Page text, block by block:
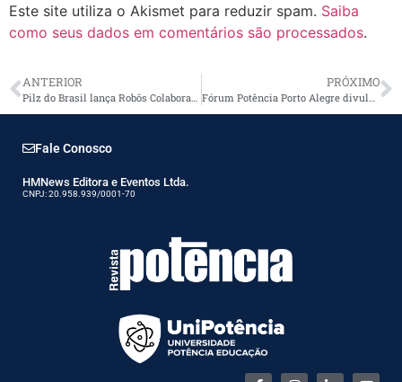
Este site utiliza o Akismet para reduzir spam. Saiba
como seus dados em comentários são processados.
ANTERIOR
Pilz do Brasil lança Robôs Colaborativos
PRÓXIMO
Fórum Potência Porto Alegre divulga palestras
Fale Conosco
HMNews Editora e Eventos Ltda.
CNPJ: 20.958.939/0001-70